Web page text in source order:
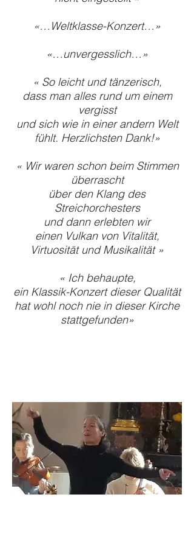
«…Weltklasse-Konzert…»
«…unvergesslich…»
« So leicht und tänzerisch,
dass man alles rund um einem
vergisst
und sich wie in einer andern Welt
fühlt. Herzlichsten Dank!»
« Wir waren schon beim Stimmen
überrascht
über den Klang des
Streichorchesters
und dann erlebten wir
einen Vulkan von Vitalität,
Virtuosität und Musikalität »
« Ich behaupte,
ein Klassik-Konzert dieser Qualität
hat wohl noch nie in dieser Kirche
stattgefunden»